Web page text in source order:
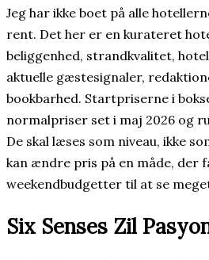
Jeg har ikke boet på alle
rent. Det her er en kurateret
beliggenhed, strandkvalitet,
aktuelle gæstesignaler,
bookbarhed. Startpriserne i
normalpriser set i maj 2026 og
De skal læses som niveau, ikke
kan ændre pris på en måde, der
weekendbudgetter til at se
Six Senses Zil